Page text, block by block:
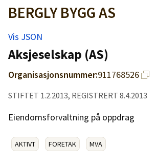
Kjøpe lister
Priser
Logg inn
BERGLY BYGG AS
Vis JSON
Aksjeselskap (AS)
Organisasjonsnummer:911768526
STIFTET 1.2.2013, REGISTRERT 8.4.2013
Eiendomsforvaltning på oppdrag
AKTIVT FORETAK MVA